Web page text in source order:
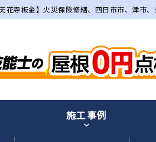
寺板金】火災保険修繕、四日市市、津市
施工事例